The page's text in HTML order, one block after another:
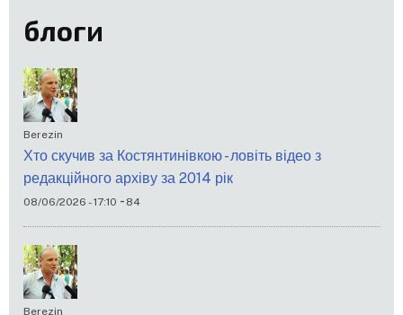
блоги
Berezin
Хто скучив за Костянтинівкою - ловіть відео з
редакційного архіву за 2014 рік
08/06/2026 - 17:10 - 84
Berezin